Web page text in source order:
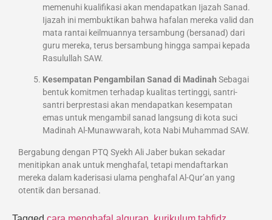
memenuhi kualifikasi akan mendapatkan Ijazah Sanad.
Ijazah ini membuktikan bahwa hafalan mereka valid dan
mata rantai keilmuannya tersambung (bersanad) dari
guru mereka, terus bersambung hingga sampai kepada
Rasulullah SAW.
Kesempatan Pengambilan Sanad di Madinah Sebagai
bentuk komitmen terhadap kualitas tertinggi, santri-
santri berprestasi akan mendapatkan kesempatan
emas untuk mengambil sanad langsung di kota suci
Madinah Al-Munawwarah, kota Nabi Muhammad SAW.
Bergabung dengan PTQ Syekh Ali Jaber bukan sekadar
menitipkan anak untuk menghafal, tetapi mendaftarkan
mereka dalam kaderisasi ulama penghafal Al-Qur’an yang
otentik dan bersanad.